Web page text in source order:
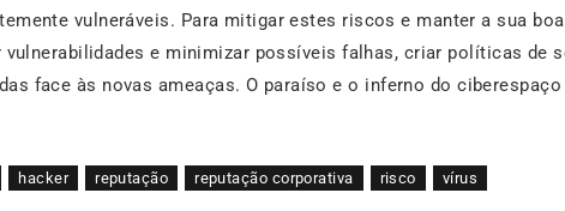
vulneráveis. Para mitigar estes riscos e manter a sua
e minimizar possíveis falhas, criar políticas de
face às novas ameaças. O paraíso e o inferno do
hacker reputação reputação corporativa risco vírus